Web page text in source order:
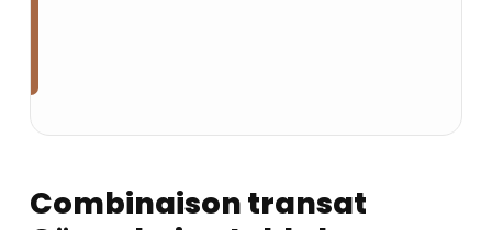
Combinaison transat